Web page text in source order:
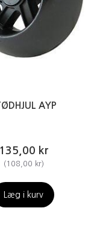
AYP
135,00 kr
(108,00 kr)
Læg i kurv